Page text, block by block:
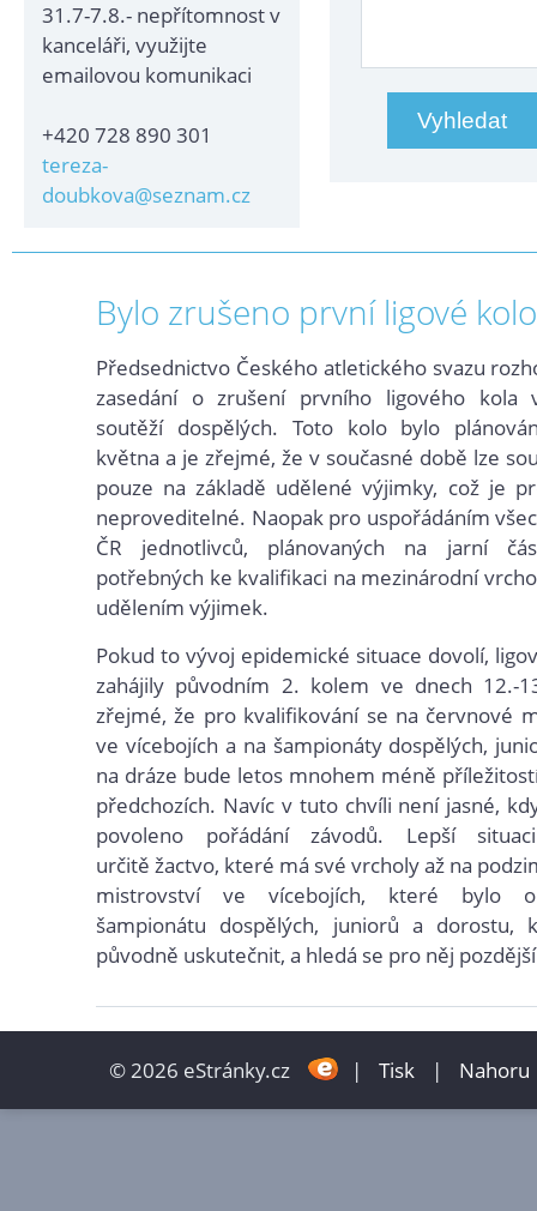
31.7-7.8.- nepřítomnost v
kanceláři, využijte
emailovou komunikaci
+420 728 890 301
tereza-
doubkova@seznam.cz
Bylo zrušeno první ligové kolo
Předsednictvo Českého atletického svazu
zasedání o zrušení prvního ligového kola
soutěží dospělých. Toto kolo bylo
května a je zřejmé, že v současné době lze
pouze na základě udělené výjimky, což je
neproveditelné. Naopak pro uspořádáním
ČR jednotlivců, plánovaných na jarní
potřebných ke kvalifikaci na mezinárodní
udělením výjimek.
Pokud to vývoj epidemické situace dovolí,
zahájily původním 2. kolem ve dnech 12.-
zřejmé, že pro kvalifikování se na červnové
ve vícebojích a na šampionáty dospělých,
na dráze bude letos mnohem méně
předchozích. Navíc v tuto chvíli není jasné,
povoleno pořádání závodů. Lepší
určitě žactvo, které má své vrcholy až na
mistrovství ve vícebojích, které bylo
šampionátu dospělých, juniorů a dorostu,
původně uskutečnit, a hledá se pro něj
© 2026 eStránky.cz | Tisk | Nahoru